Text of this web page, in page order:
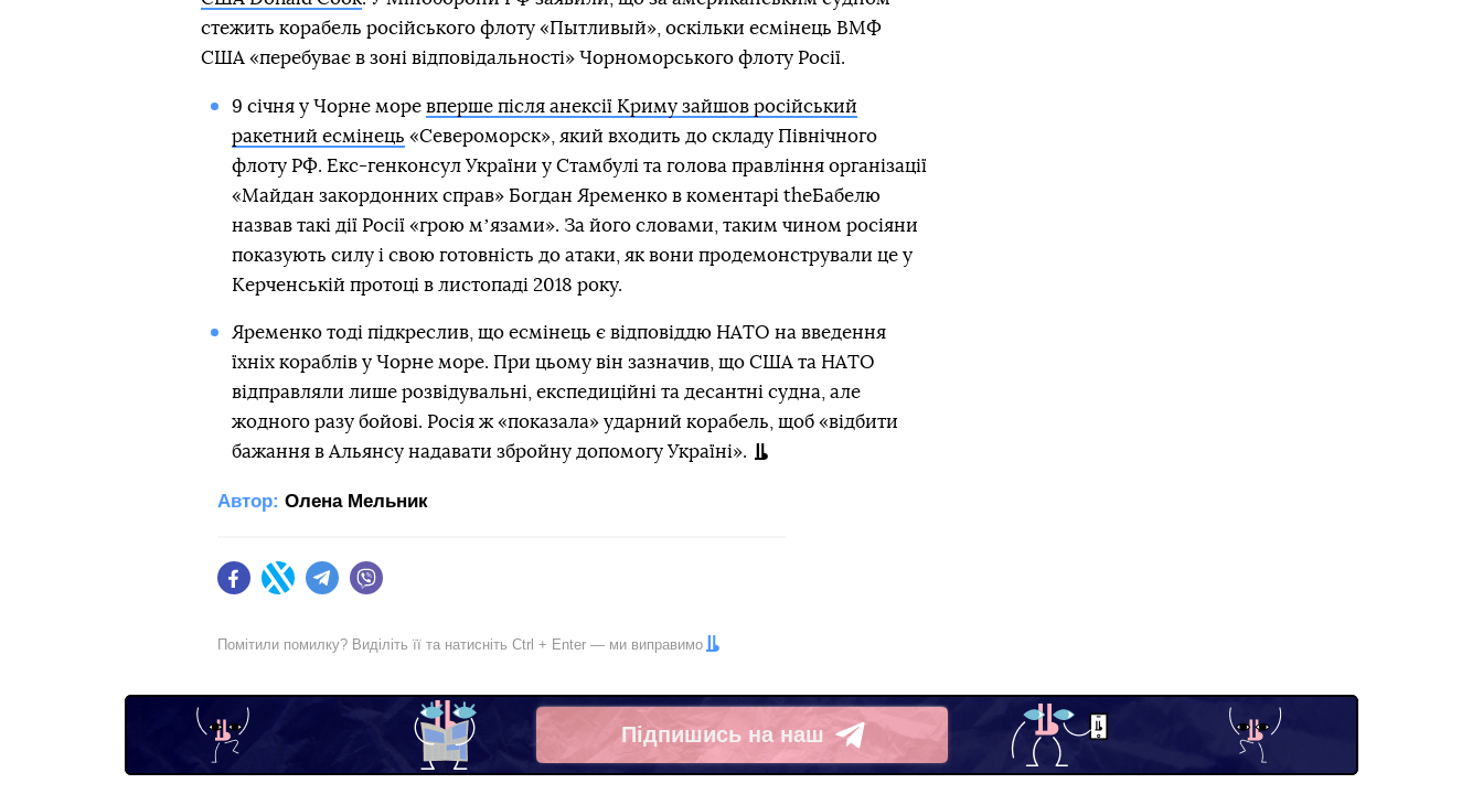
стежить корабель російського флоту «Пытливый», оскільки есмінець ВМФ
США «перебуває в зоні відповідальності» Чорноморського флоту Росії.
9 січня у Чорне море вперше після анексії Криму зайшов російський
ракетний есмінець «Североморск», який входить до складу Північного
флоту РФ. Екс-генконсул України у Стамбулі та голова правління організації
«Майдан закордонних справ» Богдан Яременко в коментарі theБабелю
назвав такі дії Росії «грою мʼязами». За його словами, таким чином росіяни
показують силу і свою готовність до атаки, як вони продемонстрували це у
Керченській протоці в листопаді 2018 року.
Яременко тоді підкреслив, що есмінець є відповіддю НАТО на введення
їхніх кораблів у Чорне море. При цьому він зазначив, що США та НАТО
відправляли лише розвідувальні, експедиційні та десантні судна, але
жодного разу бойові. Росія ж «показала» ударний корабель, щоб «відбити
бажання в Альянсу надавати збройну допомогу Україні».
Автор: Олена Мельник
FacebookTwitter Telegram
Помітили помилку? Виділіть її та натисніть Ctrl + Enter — ми виправимо
Підпишись на наш
Telegram